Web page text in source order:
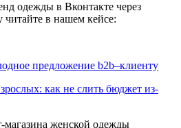
одежды в Вконтакте через
читайте в нашем кейсе:
предложение b2b–клиенту
как не слить бюджет из-